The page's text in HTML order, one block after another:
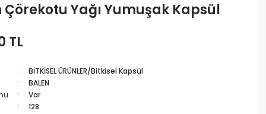
Çörekotu Yağı Yumuşak Kapsül
TL
BİTKİSEL ÜRÜNLER/Bitkisel Kapsül
BALEN
Var
128